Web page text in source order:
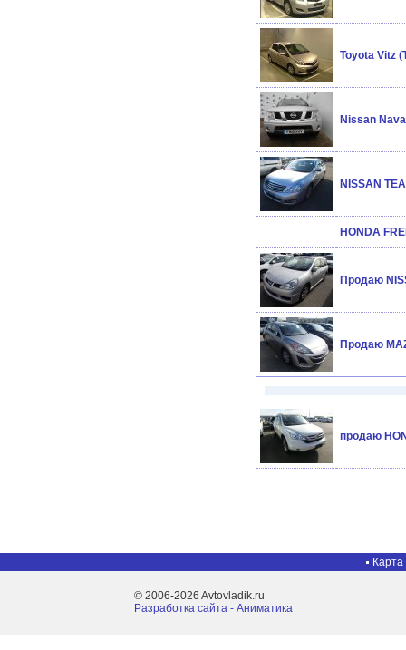
Toyota Vitz
Nissan
NISSAN
HONDA
Продаю
Продаю
продаю
Карта
© 2006-2026 Avtovladik.ru
Разработка сайта - Aниматика